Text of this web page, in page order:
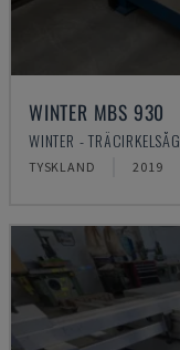
WINTER MBS 930
WINTER - TRÄCIRKELSÅG
TYSKLAND 2019